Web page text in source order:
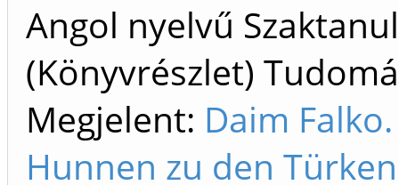
Angol nyelvű
(Könyvrészlet)
Megjelent: Daim
Hunnen zu den